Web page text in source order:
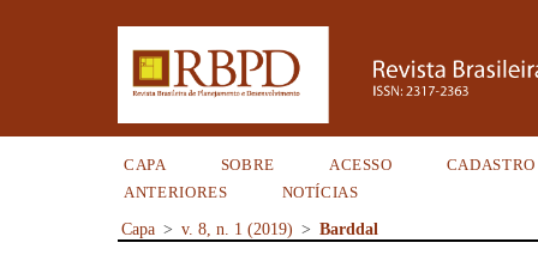
CAPA SOBRE ACESSO
CADASTRO
ANTERIORES
NOTÍCIAS
Capa > v. 8, n. 1 (2019) > Barddal